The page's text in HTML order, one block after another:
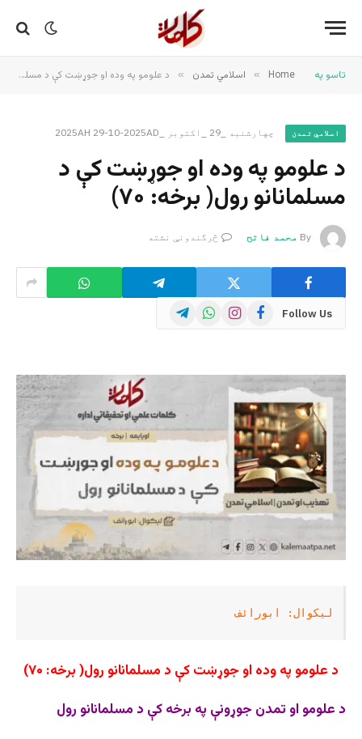
تاسو په Home
» اسلامي تمدن » د علومو په وده او جوړښت کې د مسلمانانو رول( برخه: ۷۰)
اسلامي تمدن چهارشنبه _29 _اکتوبر _2025AH 29-10-2025AD
د علومو په وده او جوړښت کې د
مسلمانانو رول( برخه: ۷۰)
By محمد فاتح څرگندونې نشته
Follow Us
Facebook
Instagram
WhatsApp
Telegram
لیکوال: ابورائف
د علومو په وده او جوړښت کې د مسلمانانو رول( برخه: ۷۰)
د علومو او تمدن ‌جوړونې په برخه کې د مسلمانانو رول